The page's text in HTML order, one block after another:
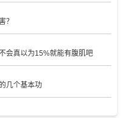
？
会真以为15%就能有腹肌吧
几个基本功